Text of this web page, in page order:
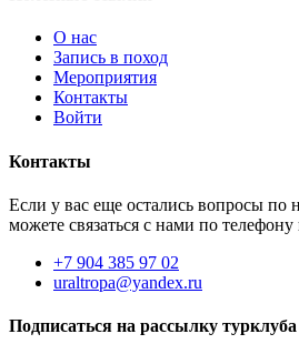
О нас
Запись в поход
Мероприятия
Контакты
Войти
Контакты
Если у вас еще остались вопросы
можете связаться с нами по
+7 904 385 97 02
uraltropa@yandex.ru
Подписаться на рассылку турклуба